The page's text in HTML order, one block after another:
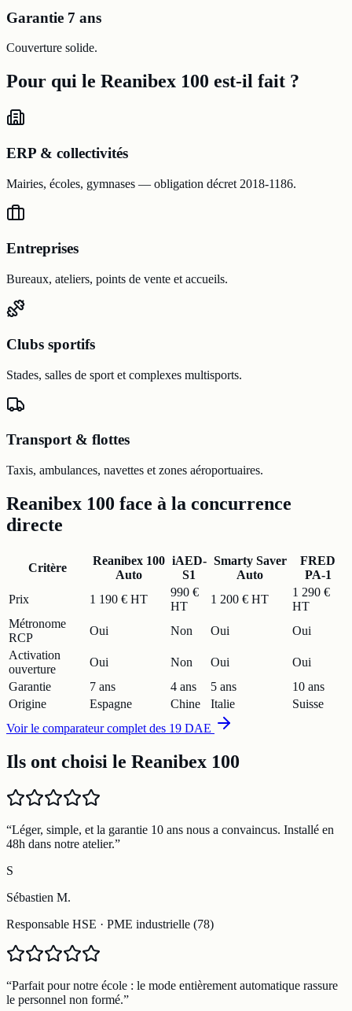
Garantie 7 ans
Couverture solide.
Pour qui le Reanibex 100 est-il fait ?
ERP & collectivités
Mairies, écoles, gymnases — obligation décret 2018-1186.
Entreprises
Bureaux, ateliers, points de vente et accueils.
Clubs sportifs
Stades, salles de sport et complexes multisports.
Transport & flottes
Taxis, ambulances, navettes et zones aéroportuaires.
Reanibex 100 face à la concurrence
directe
Critère
Reanibex 100
Auto
iAED-
S1
Smarty Saver
Auto
FRED
PA-1
Prix
1 190 € HT
990 €
HT
1 200 € HT
1 290 €
HT
Métronome
RCP
Oui Non Oui
Oui
Activation
ouverture
Oui Non Oui
Oui
Garantie
7 ans 4 ans 5 ans
10 ans
Origine
Espagne Chine Italie
Suisse
Voir le comparateur complet des 19 DAE
Ils ont choisi le Reanibex 100
“Léger, simple, et la garantie 10 ans nous a convaincus. Installé en
48h dans notre atelier.”
S
Sébastien M.
Responsable HSE · PME industrielle (78)
“Parfait pour notre école : le mode entièrement automatique rassure
le personnel non formé.”